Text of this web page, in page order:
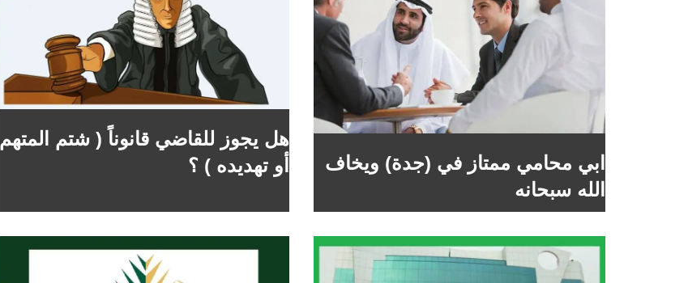
ابي محامي ممتاز في (جدة) ويخاف
الله سبحانه
هل يجوز للقاضي قانوناً ( شتم المتهم
أو تهديده ) ؟